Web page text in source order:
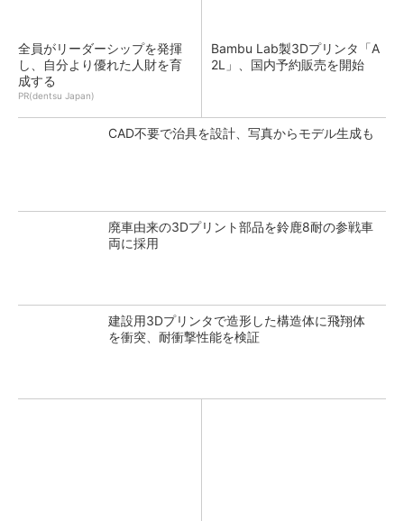
全員がリーダーシップを発揮
し、自分より優れた人財を育
成する
PR(dentsu Japan)
Bambu Lab製3Dプリンタ「A
2L」、国内予約販売を開始
CAD不要で治具を設計、写真からモデル生成も
廃車由来の3Dプリント部品を鈴鹿8耐の参戦車
両に採用
建設用3Dプリンタで造形した構造体に飛翔体
を衝突、耐衝撃性能を検証